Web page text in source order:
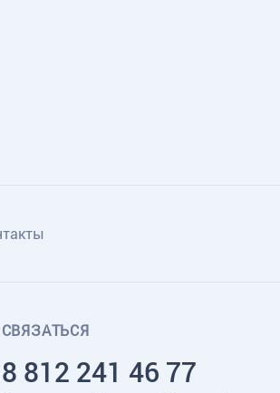
СВЯЗАТЬСЯ
8 812 241 46 77